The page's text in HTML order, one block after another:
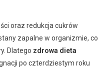
oraz redukcja cukrów
zapalne w organizmie, co
Dlatego zdrowa dieta
po czterdziestym roku